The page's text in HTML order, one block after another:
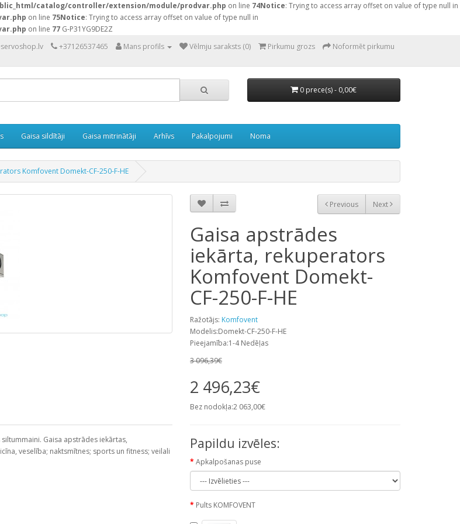
catalog/controller/extension/module/prodvar.php on line 74Notice: Trying to access array offset on value of type null in
on line 75Notice: Trying to access array offset on value of type null in
on line 77 G-P31YG9DE2Z
+37126537465 Mans profils Vēlmju saraksts (0) Pirkumu grozs Noformēt pirkumu
0 prece(s) - 0,00€
Gaisa sildītāji Gaisa mitrinātāji Arhīvs Pakalpojumi Noma
Komfovent Domekt-CF-250-F-HE
Gaisa apstrādes iekārtas,
veselība; naktsmītnes; sports un fitness; veilali
Previous Next
Gaisa apstrādes
iekārta, rekuperators
Komfovent Domekt-
CF-250-F-HE
Ražotājs: Komfovent
Modelis:Domekt-CF-250-F-HE
Pieejamība:1-4 Nedēļas
3 096,39€
2 496,23€
Bez nodokļa:2 063,00€
Papildu izvēles:
Apkalpošanas puse
Pults KOMFOVENT